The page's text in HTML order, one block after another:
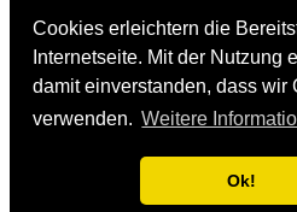
Cookies erleichtern die
Internetseite. Mit der Nutzung
damit einverstanden, dass wir
verwenden. Weitere
Ok!